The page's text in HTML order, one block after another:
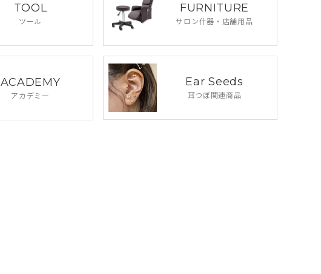
TOOL
ツール
FURNITURE
サロン什器・ 店舗用品
ACADEMY
アカデミー
Ear Seeds
耳つぼ関連商品